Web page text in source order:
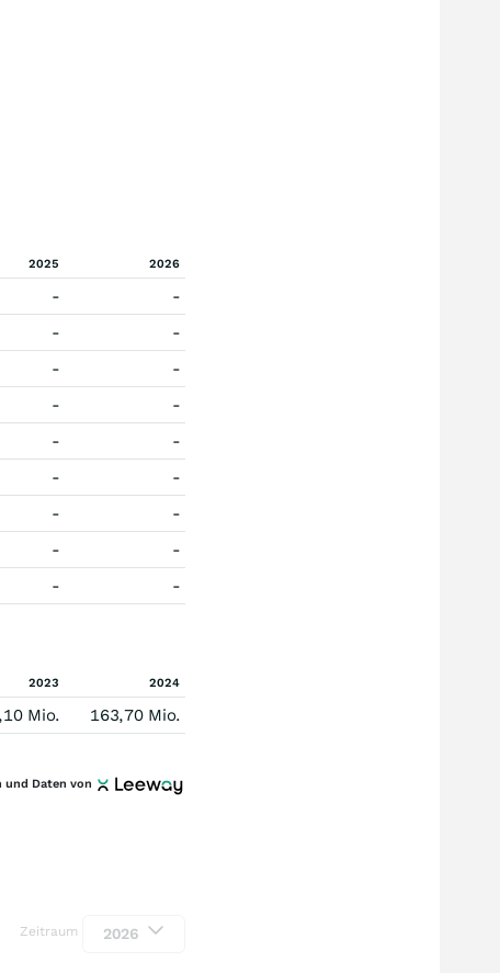
2025 2026
-
-
-
-
-
-
-
-
-
-
-
-
-
-
-
-
- -
2023 2024
Mio. 163,70 Mio.
und Daten von
Zeitraum 2026